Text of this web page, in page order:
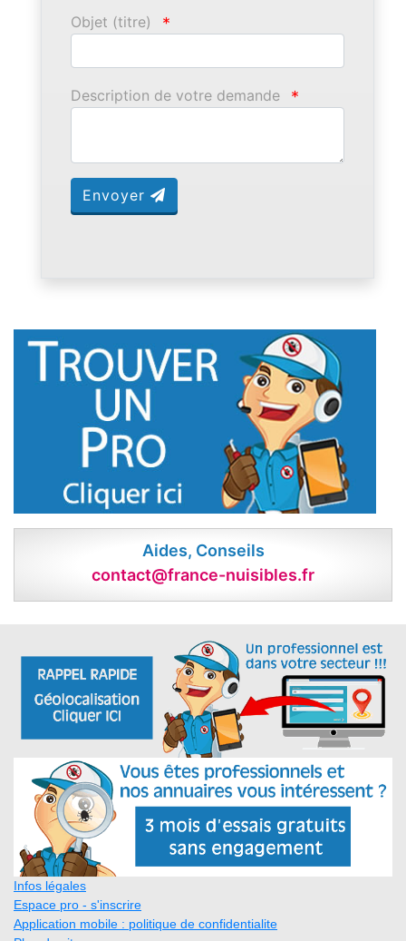
Objet (titre) *
Description de votre demande *
Envoyer
Aides, Conseils
contact@france-nuisibles.fr
Infos légales
Espace pro - s'inscrire
Application mobile : politique de confidentialite